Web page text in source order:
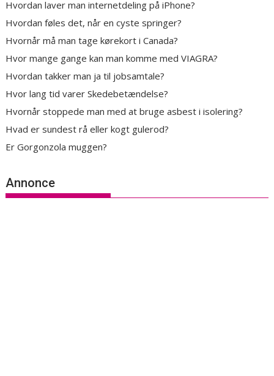
Hvordan laver man internetdeling på iPhone?
Hvordan føles det, når en cyste springer?
Hvornår må man tage kørekort i Canada?
Hvor mange gange kan man komme med VIAGRA?
Hvordan takker man ja til jobsamtale?
Hvor lang tid varer Skedebetændelse?
Hvornår stoppede man med at bruge asbest i isolering?
Hvad er sundest rå eller kogt gulerod?
Er Gorgonzola muggen?
Annonce